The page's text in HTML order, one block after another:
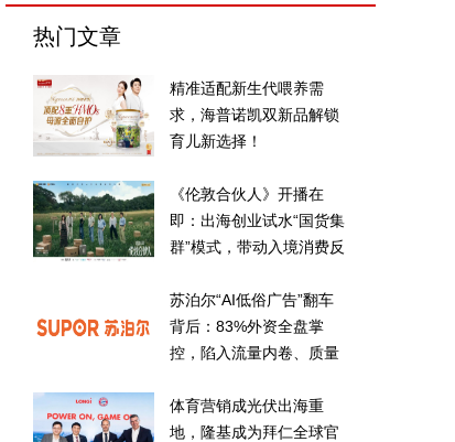
热门文章
精准适配新生代喂养需
求，海普诺凯双新品解锁
育儿新选择！
《伦敦合伙人》开播在
即：出海创业试水“国货集
群”模式，带动入境消费反
苏泊尔“AI低俗广告”翻车
背后：83%外资全盘掌
控，陷入流量内卷、质量
体育营销成光伏出海重
地，隆基成为拜仁全球官